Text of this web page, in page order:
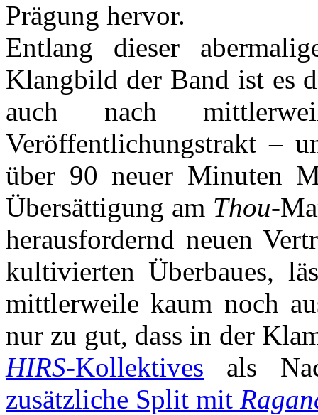
Prägung hervor.
Entlang dieser
Klangbild der Band ist es
auch nach
Veröffentlichungstrakt –
über 90 neuer Minuten
Übersättigung am Thou-
herausfordernd neuen
kultivierten Überbaues,
mittlerweile kaum noch
nur zu gut, dass in der
HIRS-Kollektives als
zusätzliche Split mit